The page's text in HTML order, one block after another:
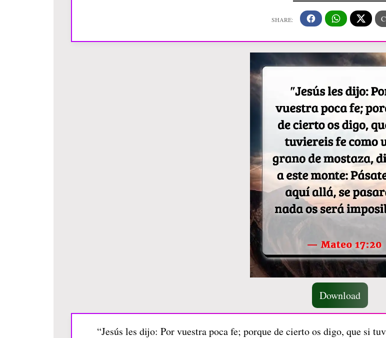
Download
“Jesús les dijo: Por vuestra poca fe; porque de cierto os digo, que si